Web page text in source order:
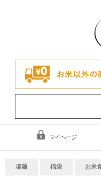
マイページ
凄麺 福袋 お米